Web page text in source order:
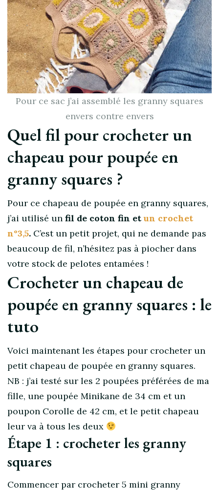
Pour ce sac j’ai assemblé les granny squares
envers contre envers
Quel fil pour crocheter un
chapeau pour poupée en
granny squares ?
Pour ce chapeau de poupée en granny squares,
j’ai utilisé un fil de coton fin etun crochet
n°3,5. C’est un petit projet, qui ne demande pas
beaucoup de fil, n’hésitez pas à piocher dans
votre stock de pelotes entamées !
Crocheter un chapeau de
poupée en granny squares : le
tuto
Voici maintenant les étapes pour crocheter un
petit chapeau de poupée en granny squares.
NB : j’ai testé sur les 2 poupées préférées de ma
fille, une poupée Minikane de 34 cm et un
poupon Corolle de 42 cm, et le petit chapeau
leur va à tous les deux
Étape 1 : crocheter les granny
squares
Commencer par crocheter 5 mini granny